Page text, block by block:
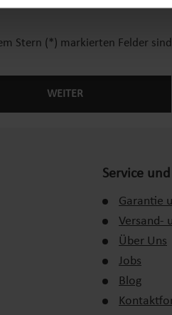
Stern (*) markierten Felder
WEITER
Service
Garantie
Versand-
Über Uns
Jobs
Blog